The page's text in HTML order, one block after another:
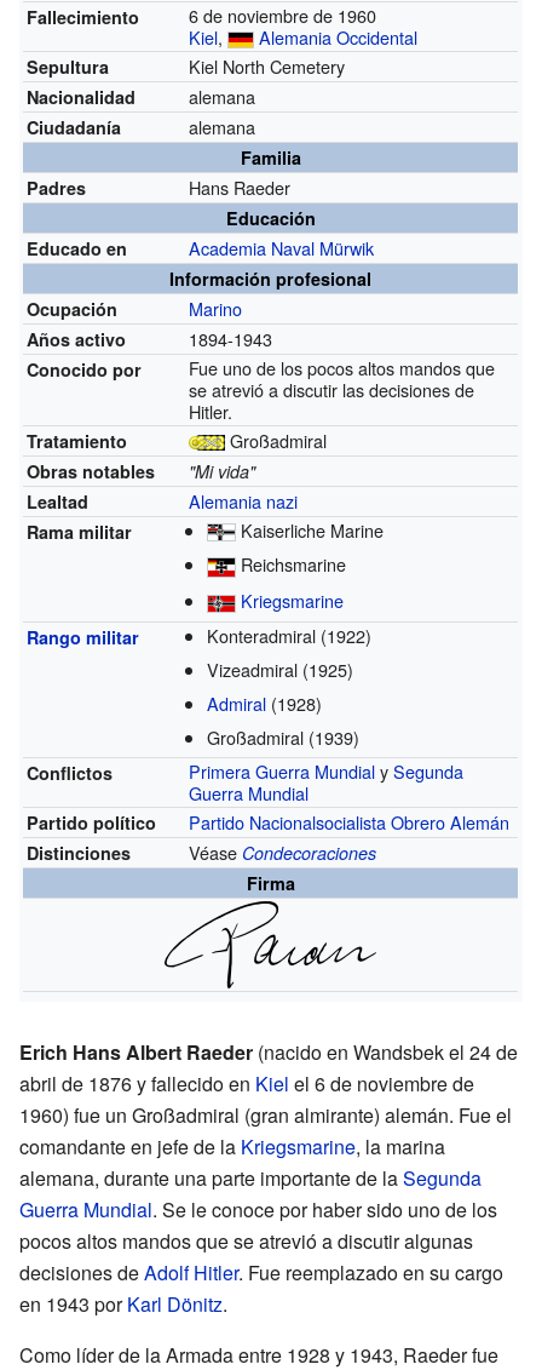
Fallecimiento
6 de noviembre de 1960
Kiel, Alemania Occidental
Sepultura Kiel North Cemetery
Nacionalidad alemana
Ciudadanía alemana
Familia
Padres
Hans Raeder
Educación
Educado en
Academia Naval Mürwik
Información profesional
Ocupación
Marino
Años activo 1894-1943
Conocido por
Fue uno de los pocos altos mandos que
se atrevió a discutir las decisiones de
Hitler.
Tratamiento Großadmiral
Obras notables
"Mi vida"
Lealtad
Alemania nazi
Rama militar
Kaiserliche Marine
Reichsmarine
Kriegsmarine
Rango militar Konteradmiral (1922)
Vizeadmiral (1925)
Admiral (1928)
Großadmiral (1939)
Conflictos Primera Guerra MundialySegunda
Guerra Mundial
Partido político Partido Nacionalsocialista Obrero Alemán
Distinciones Véase Condecoraciones
Firma
Erich Hans Albert Raeder (nacido en Wandsbek el 24 de
abril de 1876 y fallecido en Kiel el 6 de noviembre de
1960) fue un Großadmiral (gran almirante) alemán. Fue el
comandante en jefe de la Kriegsmarine, la marina
alemana, durante una parte importante de laSegunda
Guerra Mundial. Se le conoce por haber sido uno de los
pocos altos mandos que se atrevió a discutir algunas
decisiones deAdolf Hitler. Fue reemplazado en su cargo
en 1943 porKarl Dönitz.
Como líder de la Armada entre 1928 y 1943, Raeder fue